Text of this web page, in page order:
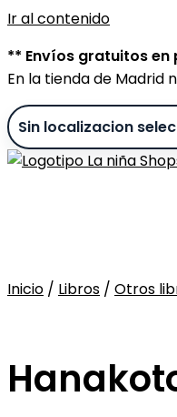
Ir al contenido
** Envíos gratuitos
En la tienda de Madrid
Inicio / Libros / Otros
Sin stock